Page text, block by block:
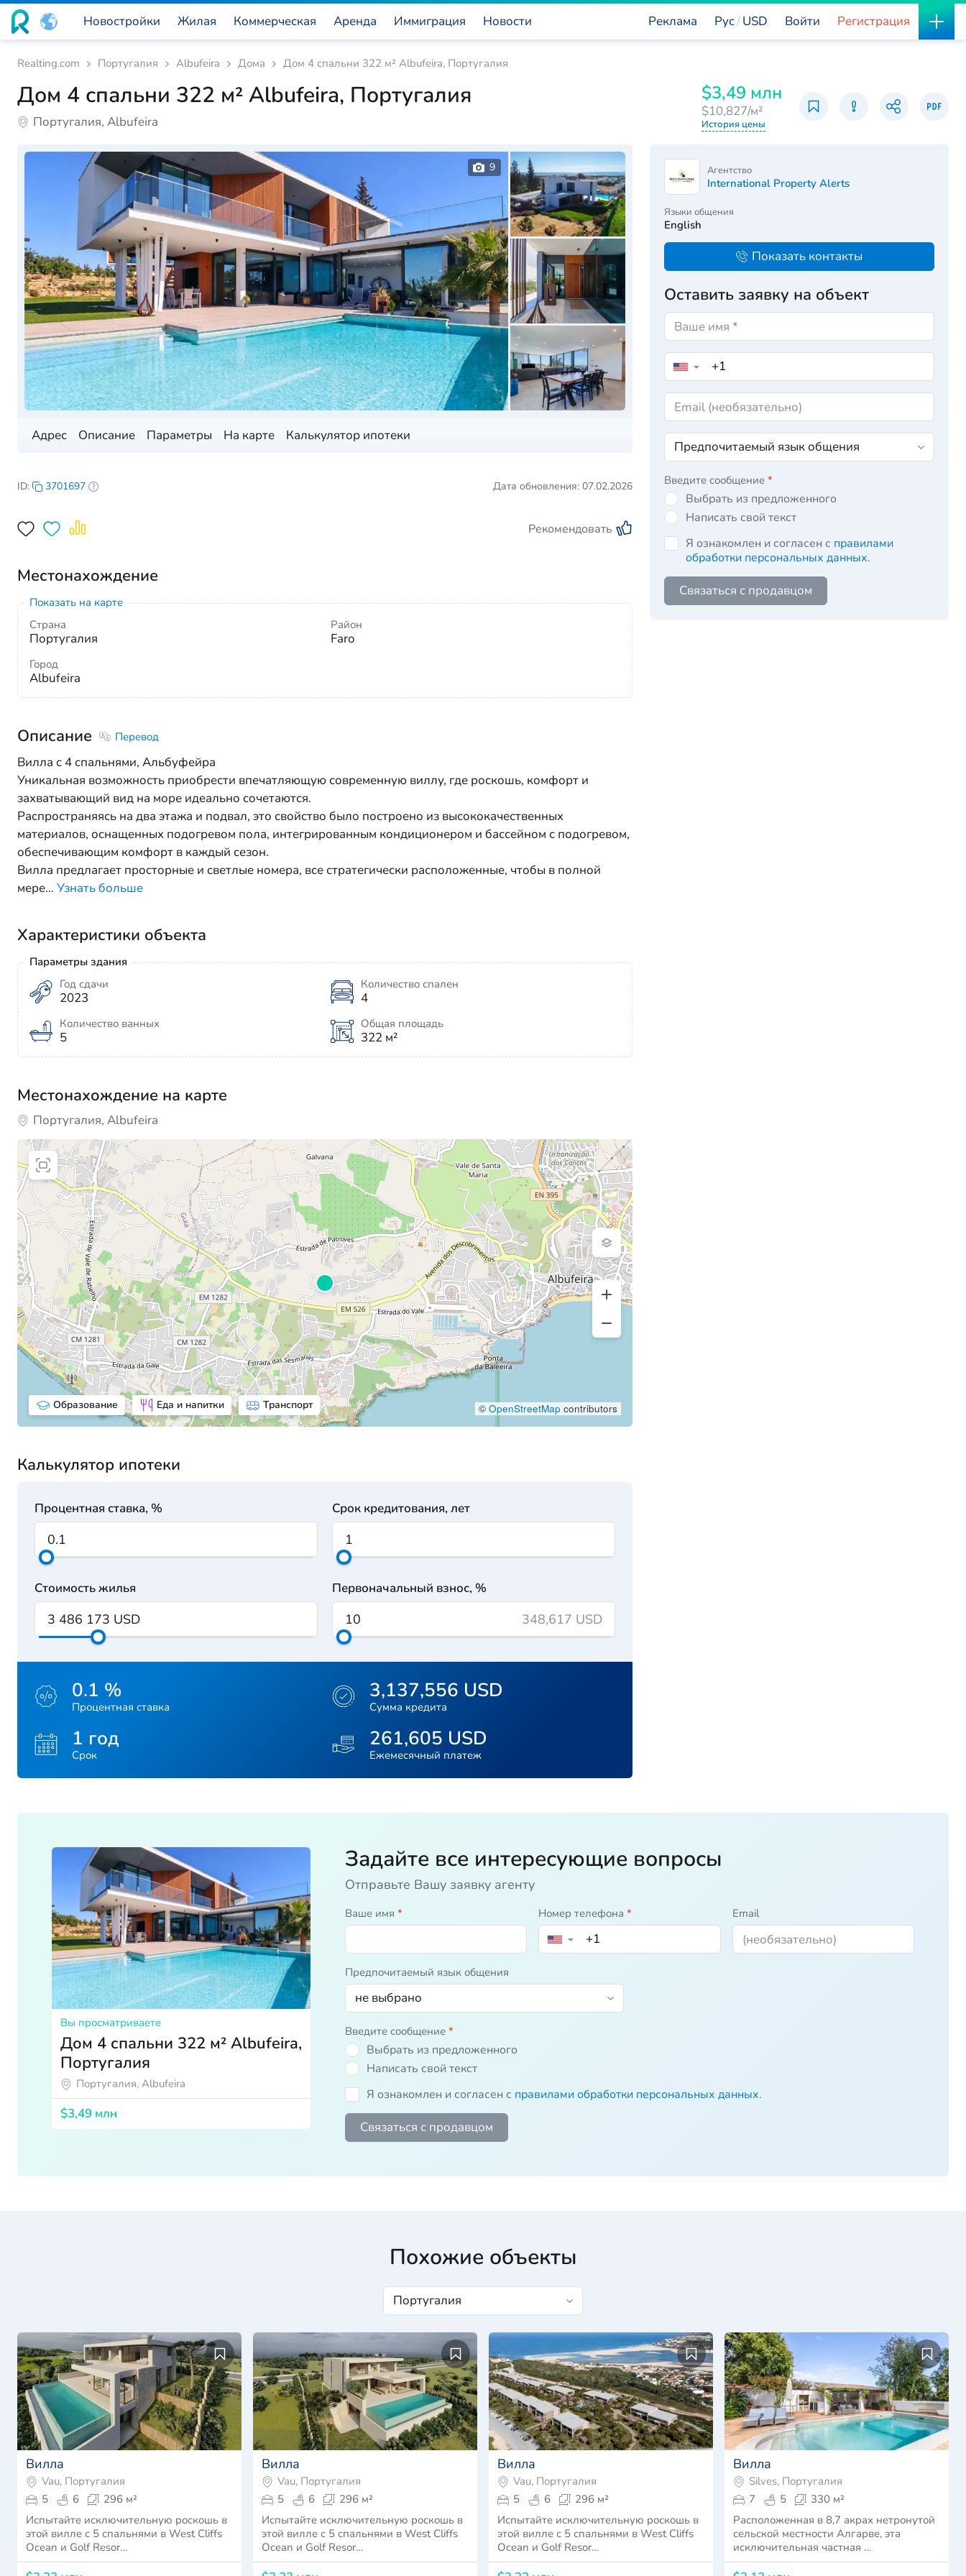
Реклама
Новостройки Жилая Коммерческая Аренда Иммиграция Новости Рус USD Войти Регистрация
Realting.com Португалия Albufeira Дома Дом 4 спальни 322 м² Albufeira, Португалия
Дом 4 спальни 322 м² Albufeira, Португалия
Португалия, Albufeira
$3,49 млн
$10,827/м²
История цены
Адрес Описание Параметры На карте Калькулятор ипотеки
9
ID: 3701697 Дата обновления: 07.02.2026
Рекомендовать
Местонахождение
Показать на карте
Страна
Португалия
Район
Faro
Город
Albufeira
Описание Перевод
Вилла с 4 спальнями, Альбуфейра
Уникальная возможность приобрести впечатляющую современную виллу, где роскошь, комфорт и
захватывающий вид на море идеально сочетаются.
Распространяясь на два этажа и подвал, это свойство было построено из высококачественных
материалов, оснащенных подогревом пола, интегрированным кондиционером и бассейном с подогревом,
обеспечивающим комфорт в каждый сезон.
Вилла предлагает просторные и светлые номера, все стратегически расположенные, чтобы в полной
мере… Узнать больше
Характеристики объекта
Параметры здания
Год сдачи
2023
Количество спален
4
Количество ванных
5
Общая площадь
322 м²
Местонахождение на карте
Португалия, Albufeira
Образование Еда и напитки Транспорт © OpenStreetMap contributors
Калькулятор ипотеки
Процентная ставка, % Срок кредитования, лет
Стоимость жилья Первоначальный взнос, %
348,617 USD
0.1 %
Процентная ставка
3,137,556 USD
Сумма кредита
1 год
Срок
261,605 USD
Ежемесячный платеж
Агентство
International Property Alerts
Языки общения
English
Показать контакты
Оставить заявку на объект
▼
Введите сообщение *
Выбрать из предложенного
Написать свой текст
Я ознакомлен и согласен с правилами
обработки персональных данных.
Связаться с продавцом
Вы просматриваете
Дом 4 спальни 322 м² Albufeira,
Португалия
Португалия, Albufeira
$3,49 млн
Задайте все интересующие вопросы
Отправьте Вашу заявку агенту
Ваше имя * Номер телефона*
▼
Email
Предпочитаемый язык общения
Введите сообщение *
Выбрать из предложенного
Написать свой текст
Я ознакомлен и согласен с правилами обработки персональных данных.
Связаться с продавцом
Похожие объекты
Вилла
Vau, Португалия
5
6
296 м²
Испытайте исключительную роскошь в
этой вилле с 5 спальнями в West Cliffs
Ocean и Golf Resor…
Вилла
Vau, Португалия
5
6
296 м²
Испытайте исключительную роскошь в
этой вилле с 5 спальнями в West Cliffs
Ocean и Golf Resor…
Вилла
Vau, Португалия
5
6
296 м²
Испытайте исключительную роскошь в
этой вилле с 5 спальнями в West Cliffs
Ocean и Golf Resor…
Вилла
Silves, Португалия
7
5
330 м²
Расположенная в 8,7 акрах нетронутой
сельской местности Алгарве, эта
исключительная частная …